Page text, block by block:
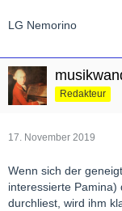
LG Nemorino
Redakteur
17. November 2019
Wenn sich der
interessierte Pamina)
durchliest, wird ihm